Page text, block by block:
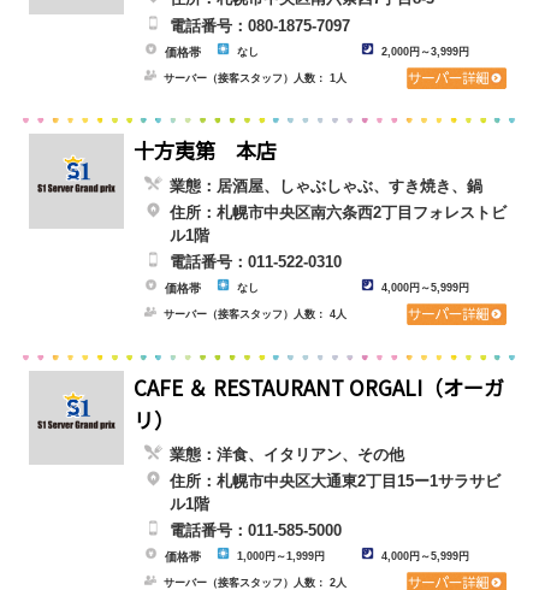
電話番号：080-1875-7097
価格帯 なし 2,000円～3,999円
サーバー（接客スタッフ）人数： 1人
十方夷第 本店
業態：居酒屋、しゃぶしゃぶ、すき焼き、鍋
住所：札幌市中央区南六条西2丁目フォレストビ
ル1階
電話番号：011-522-0310
価格帯 なし 4,000円～5,999円
サーバー（接客スタッフ）人数： 4人
CAFE ＆ RESTAURANT ORGALI（オーガ
リ）
業態：洋食、イタリアン、その他
住所：札幌市中央区大通東2丁目15ー1サラサビ
ル1階
電話番号：011-585-5000
価格帯 1,000円～1,999円 4,000円～5,999円
サーバー（接客スタッフ）人数： 2人